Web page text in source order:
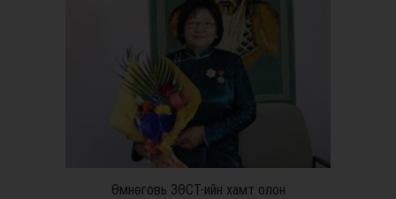
Өмнөговь ЗӨСТ-ийн хамт олон